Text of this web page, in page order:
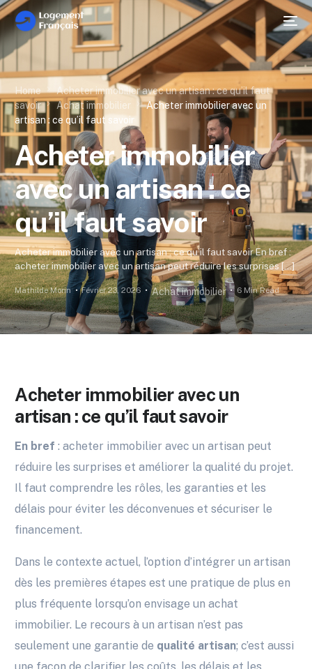
Home
Acheter immobilier avec un artisan : ce qu’il faut
savoir
Achat immobilier
Acheter immobilier avec un
artisan : ce qu’il faut savoir
Acheter immobilier
avec un artisan : ce
qu’il faut savoir
Acheter immobilier avec un artisan : ce qu’il faut savoir En bref :
acheter immobilier avec un artisan peut réduire les surprises […]
Mathilde Morin Février 23, 2026 Achat immobilier 6 Min Read
Acheter immobilier avec un
artisan : ce qu’il faut savoir
En bref : acheter immobilier avec un artisan peut
réduire les surprises et améliorer la qualité du projet.
Il faut comprendre les rôles, les garanties et les
délais pour éviter les déconvenues et sécuriser le
financement.
Dans le contexte actuel, l’option d’intégrer un artisan
dès les premières étapes est une pratique de plus en
plus fréquente lorsqu’on envisage un achat
immobilier. Le recours à un artisan n’est pas
seulement une garantie de qualité artisan; c’est aussi